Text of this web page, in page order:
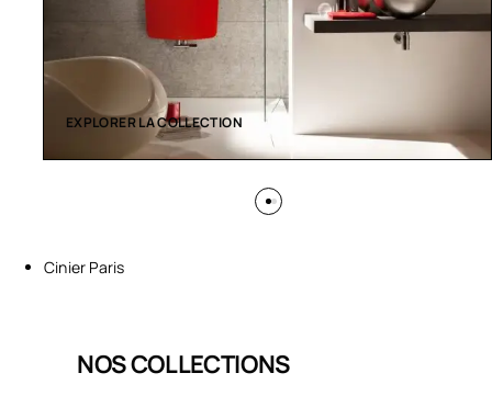
EXPLORER LA COLLECTION
Cinier Paris
NOS COLLECTIONS